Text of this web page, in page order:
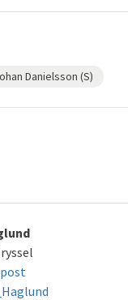
Danielsson (S)